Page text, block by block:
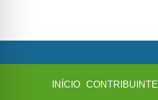
INÍCIO CONTRIBUINTE